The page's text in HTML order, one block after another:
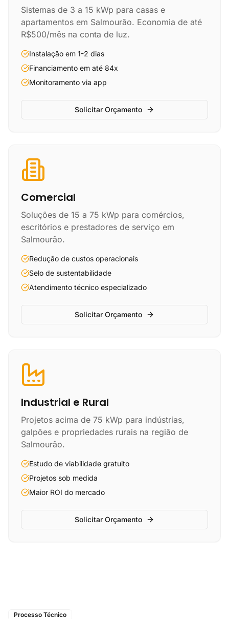
Sistemas de 3 a 15 kWp para casas e
apartamentos em Salmourão. Economia de até
R$500/mês na conta de luz.
Instalação em 1-2 dias
Financiamento em até 84x
Monitoramento via app
Solicitar Orçamento
Comercial
Soluções de 15 a 75 kWp para comércios,
escritórios e prestadores de serviço em
Salmourão.
Redução de custos operacionais
Selo de sustentabilidade
Atendimento técnico especializado
Solicitar Orçamento
Industrial e Rural
Projetos acima de 75 kWp para indústrias,
galpões e propriedades rurais na região de
Salmourão.
Estudo de viabilidade gratuito
Projetos sob medida
Maior ROI do mercado
Solicitar Orçamento
Processo Técnico